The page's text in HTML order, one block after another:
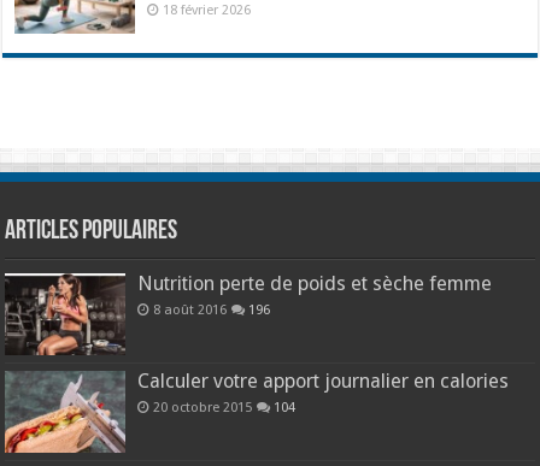
18 février 2026
Articles populaires
Nutrition perte de poids et sèche femme
8 août 2016 196
Calculer votre apport journalier en calories
20 octobre 2015 104